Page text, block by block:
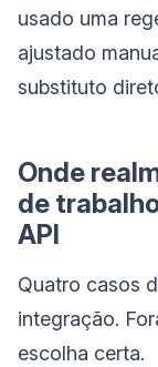
usado uma
ajustado
substituto
Onde
de
API
Quatro casos
integração.
escolha certa.